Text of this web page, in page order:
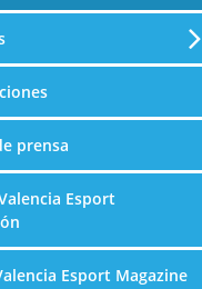
prensa
Esport
Esport Magazine